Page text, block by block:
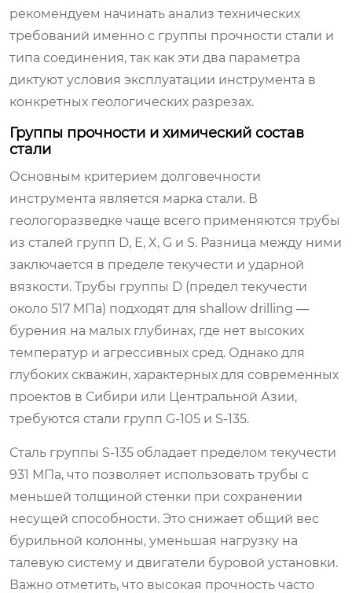
рекомендуем начинать анализ технических
требований именно с группы прочности стали и
типа соединения, так как эти два параметра
диктуют условия эксплуатации инструмента в
конкретных геологических разрезах.
Группы прочности и химический состав
стали
Основным критерием долговечности
инструмента является марка стали. В
геологоразведке чаще всего применяются трубы
из сталей групп D, E, X, G и S. Разница между ними
заключается в пределе текучести и ударной
вязкости. Трубы группы D (предел текучести
около 517 МПа) подходят для shallow drilling —
бурения на малых глубинах, где нет высоких
температур и агрессивных сред. Однако для
глубоких скважин, характерных для современных
проектов в Сибири или Центральной Азии,
требуются стали групп G-105 и S-135.
Сталь группы S-135 обладает пределом текучести
931 МПа, что позволяет использовать трубы с
меньшей толщиной стенки при сохранении
несущей способности. Это снижает общий вес
бурильной колонны, уменьшая нагрузку на
талевую систему и двигатели буровой установки.
Важно отметить, что высокая прочность часто